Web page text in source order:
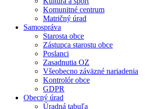
Komunitné centrum
Matričný úrad
Samospráva
Starosta obce
Zástupca starostu obce
Poslanci
Zasadnutia OZ
Všeobecno záväzné nariadenia
Kontrolór obce
GDPR
Obecný úrad
Úradná tabuľa